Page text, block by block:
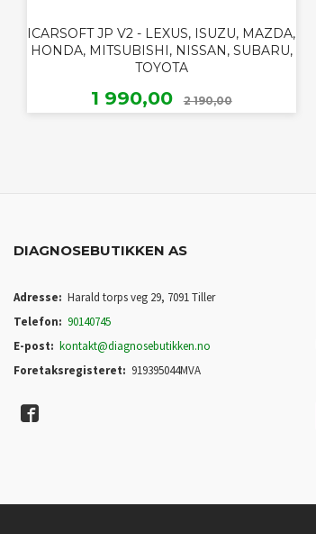
ICARSOFT JP V2 - LEXUS, ISUZU, MAZDA,
HONDA, MITSUBISHI, NISSAN, SUBARU,
TOYOTA
Tilbud
1 990,00 2 190,00Rabatt
DIAGNOSEBUTIKKEN AS
Adresse: Harald torps veg 29, 7091 Tiller
Telefon: 90140745
E-post: kontakt@diagnosebutikken.no
Foretaksregisteret: 919395044MVA